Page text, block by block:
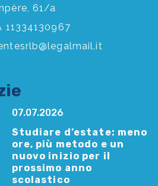
61/a
11334130967
07.07.2026
Studiare d’estate: meno
ore, più metodo e un
nuovo inizio per il
prossimo anno
scolastico